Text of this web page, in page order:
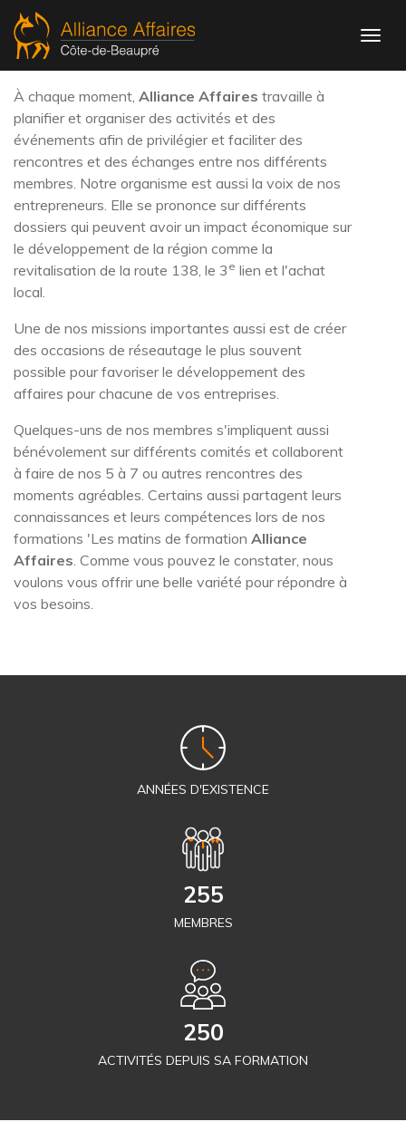
La force d'unréseau dynamique
À chaque moment, Alliance Affaires travaille à
planifier et organiser des activités et des
événements afin de privilégier et faciliter des
rencontres et des échanges entre nos différents
membres. Notre organisme est aussi la voix de nos
entrepreneurs. Elle se prononce sur différents
dossiers qui peuvent avoir un impact économique sur
le développement de la région comme la
revitalisation de la route 138, le 3 e lien et l'achat
local.
Une de nos missions importantes aussi est de créer
des occasions de réseautage le plus souvent
possible pour favoriser le développement des
affaires pour chacune de vos entreprises.
Quelques-uns de nos membres s'impliquent aussi
bénévolement sur différents comités et collaborent
à faire de nos 5 à 7 ou autres rencontres des
moments agréables. Certains aussi partagent leurs
connaissances et leurs compétences lors de nos
formations 'Les matins de formation Alliance
Affaires. Comme vous pouvez le constater, nous
voulons vous offrir une belle variété pour répondre à
vos besoins.
ANNÉES D'EXISTENCE
255
MEMBRES
250
ACTIVITÉS DEPUIS SA FORMATION